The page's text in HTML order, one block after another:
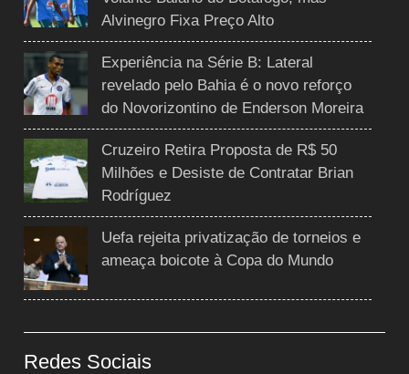
Alvinegro Fixa Preço Alto
Experiência na Série B: Lateral
revelado pelo Bahia é o novo reforço
do Novorizontino de Enderson Moreira
Cruzeiro Retira Proposta de R$ 50
Milhões e Desiste de Contratar Brian
Rodríguez
Uefa rejeita privatização de torneios e
ameaça boicote à Copa do Mundo
Redes Sociais